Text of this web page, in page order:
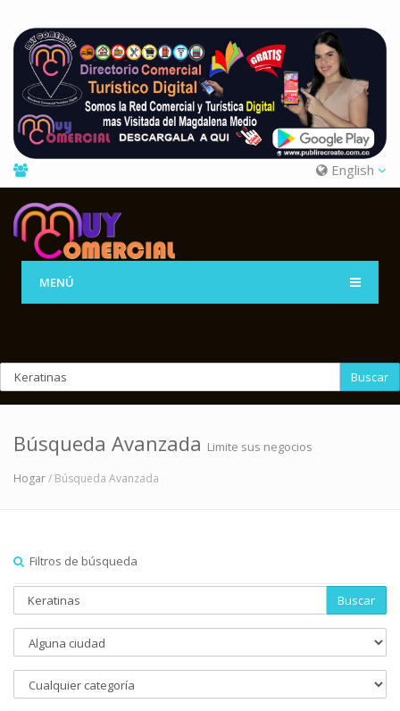
English
MENÚ
Buscar
Búsqueda Avanzada Limite sus negocios
Hogar/ Búsqueda Avanzada
Filtros de búsqueda
Buscar